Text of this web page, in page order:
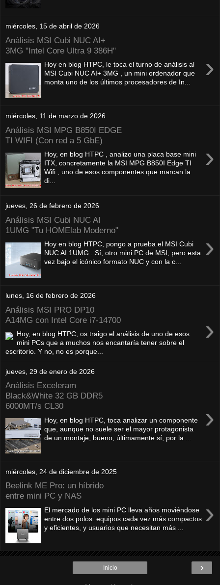
miércoles, 15 de abril de 2026
Análisis MSI Cubi NUC AI+
3MG "Intel Core Ultra 9 386H"
›
Hoy en blog HTPC, le toca el turno de análisis al
MSI Cubi NUC AI+ 3MG , un mini ordenador que
monta uno de los últimos procesadores de In...
miércoles, 11 de marzo de 2026
Análisis MSI MPG B850I EDGE
TI WIFI (Con red a 5 GbE)
›
Hoy, en blog HTPC , analizo una placa base mini
ITX, concretamente la MSI MPG B850I Edge TI
Wifi , uno de esos componentes que marcan la
di...
jueves, 26 de febrero de 2026
Análisis MSI Cubi NUC AI
1UMG "Tu HOMElab Moderno"
›
Hoy en blog HTPC, pongo a prueba el MSI Cubi
NUC AI 1UMG . Sí, otro mini PC de MSI, pero esta
vez bajo el icónico formato NUC y con la c...
lunes, 16 de febrero de 2026
Análisis MSI PRO DP10
A14MG con Intel Core i7-14700
›
Hoy, en blog HTPC, os traigo el análisis de uno de esos
mini PCs que a muchos nos encantaría tener sobre el
escritorio. Y no, no es porque...
jueves, 29 de enero de 2026
Análisis Exceleram
Black&White 32 GB DDR5
6000MT/s CL30
›
Hoy, en blog HTPC, toca analizar un componente
que, aunque no suele ser el mayor protagonista
de un montaje; bueno, últimamente sí, por la ...
miércoles, 24 de diciembre de 2025
Beelink ME Pro: un híbrido
entre mini PC y NAS
›
El mercado de los mini PC lleva años moviéndose
entre dos polos: equipos cada vez más compactos
y eficientes, y usuarios que necesitan más ...
›
Inicio